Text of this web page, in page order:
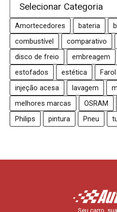
Amortecedores bateria
combustível
comparativo
disco de freio
embreagem
estofados
estética Farol
injeção acesa
lavagem
melhores marcas
OSRAM
Philips
pintura Pneu
Seu carro,